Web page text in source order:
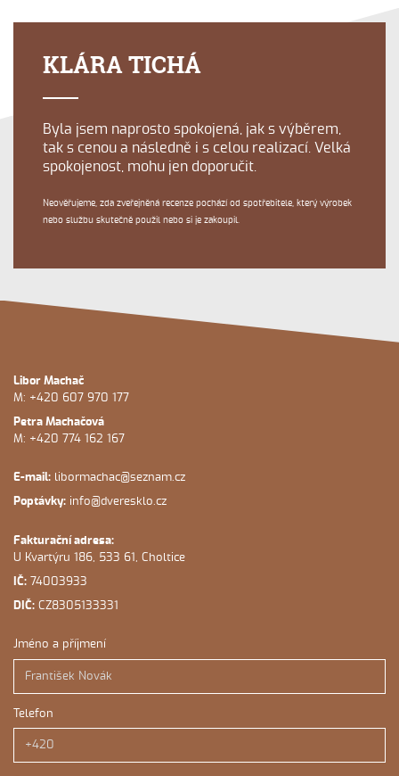
KLÁRA TICHÁ
Byla jsem naprosto spokojená, jak s výběrem,
tak s cenou a následně i s celou realizací. Velká
spokojenost, mohu jen doporučit.
Neověřujeme, zda zveřejněná recenze pochází od spotřebitele, který výrobek
nebo službu skutečně použil nebo si je zakoupil.
Libor Machač
M: +420 607 970 177
Petra Machačová
M: +420 774 162 167
E-mail: libormachac@seznam.cz
Poptávky: info@dveresklo.cz
Fakturační adresa:
U Kvartýru 186, 533 61, Choltice
IČ: 74003933
DIČ: CZ8305133331
Jméno a příjmení
Telefon